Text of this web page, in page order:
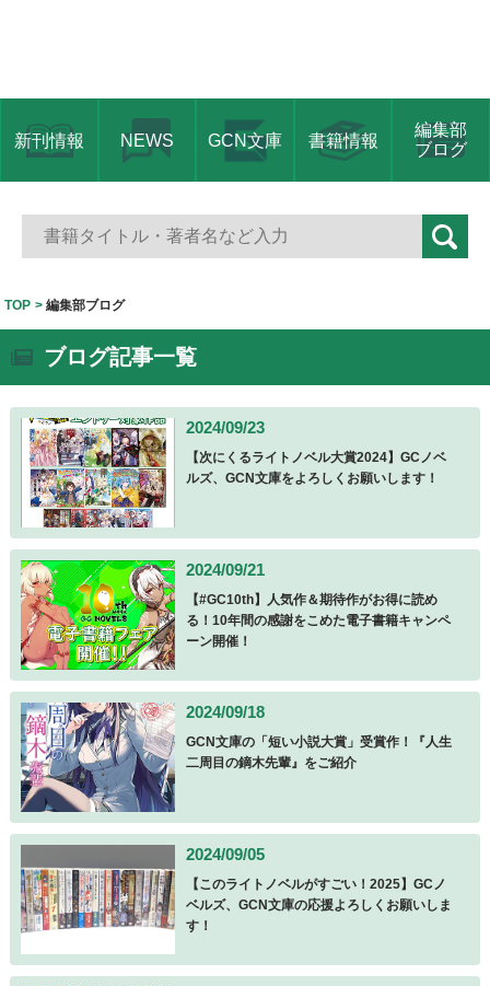
新刊情報 NEWS GCN文庫 書籍情報
編集部
ブログ
TOP 編集部ブログ
ブログ記事一覧
2024/09/23
【次にくるライトノベル大賞2024】GCノベ
ルズ、GCN文庫をよろしくお願いします！
2024/09/21
【#GC10th】人気作＆期待作がお得に読め
る！10年間の感謝をこめた電子書籍キャンペ
ーン開催！
2024/09/18
GCN文庫の「短い小説大賞」受賞作！『人生
二周目の鏑木先輩』をご紹介
2024/09/05
【このライトノベルがすごい！2025】GCノ
ベルズ、GCN文庫の応援よろしくお願いしま
す！